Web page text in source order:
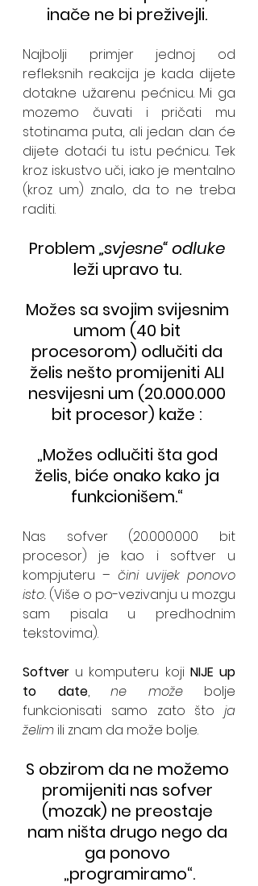
inače ne bi preživejli.
Najbolji primjer jednoj od
refleksnih reakcija je kada dijete
dotakne užarenu pećnicu. Mi ga
mozemo čuvati i pričati mu
stotinama puta, ali jedan dan će
dijete dotaći tu istu pećnicu. Tek
kroz iskustvo uči, iako je mentalno
(kroz um) znalo, da to ne treba
raditi.
Problem „svjesne“ odluke
leži upravo tu.
Možes sa svojim svijesnim
umom (40 bit
procesorom) odlučiti da
želis nešto promijeniti ALI
nesvijesni um (20.000.000
bit procesor) kaže :
„Možes odlučiti šta god
želis, biće onako kako ja
funkcionišem.“
Nas sofver (20.000.000 bit
procesor) je kao i softver u
kompjuteru – čini uvijek ponovo
isto. (Više o po-vezivanju u mozgu
sam pisala u predhodnim
tekstovima).
Softver u komputeru koji NIJE up
to date, ne može bolje
funkcionisati samo zato što ja
želim ili znam da može bolje.
S obzirom da ne možemo
promijeniti nas sofver
(mozak) ne preostaje
nam ništa drugo nego da
ga ponovo
„programiramo“.